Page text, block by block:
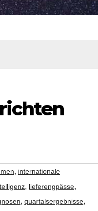
, internationale
, lieferengpässe,
, quartalsergebnisse,